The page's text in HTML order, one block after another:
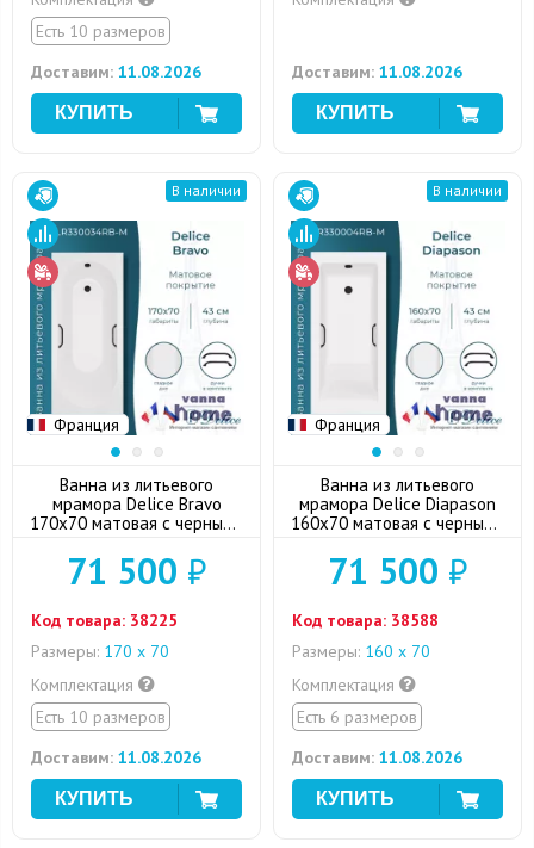
Есть 10 размеров
Доставим: 11.08.2026 Доставим: 11.08.2026
Франция
В наличии
Ванна из литьевого
мрамора Delice Bravo
170x70 матовая с черными
71 500 ₽
Код товара: 38225
Размеры: 170 х 70
Комплектация
Есть 10 размеров
Доставим: 11.08.2026
Франция
В наличии
Ванна из литьевого
мрамора Delice Diapason
160x70 матовая с черными
71 500 ₽
Код товара: 38588
Размеры: 160 х 70
Комплектация
Есть 6 размеров
Доставим: 11.08.2026